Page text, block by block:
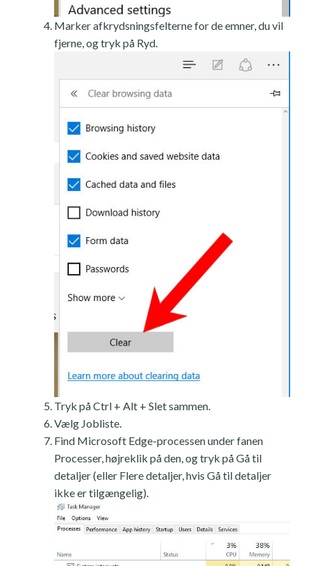
Marker afkrydsningsfelterne for de emner, du vil
fjerne, og tryk på Ryd.
Tryk på Ctrl + Alt + Slet sammen.
Vælg Jobliste.
Find Microsoft Edge-processen under fanen
Processer, højreklik på den, og tryk på Gå til
detaljer (eller Flere detaljer, hvis Gå til detaljer
ikke er tilgængelig).